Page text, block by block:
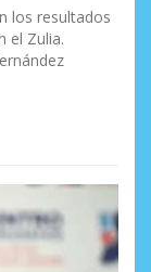
los resultados
el Zulia.